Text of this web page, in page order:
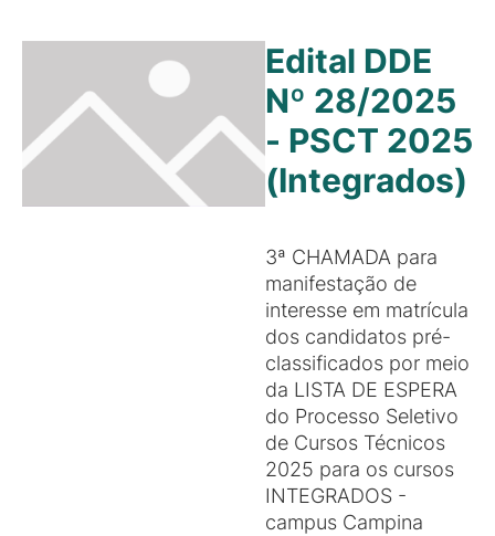
Edital DDE
Nº 28/2025
- PSCT 2025
(Integrados)
3ª CHAMADA para
manifestação de
interesse em matrícula
dos candidatos pré-
classificados por meio
da LISTA DE ESPERA
do Processo Seletivo
de Cursos Técnicos
2025 para os cursos
INTEGRADOS -
campus Campina